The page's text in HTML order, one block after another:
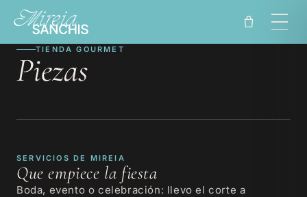
directamente
al contenido
TIENDA GOURMET
Piezas
SERVICIOS DE MIREIA
Que empiece la fiesta
Boda, evento o celebración: llevo el corte a